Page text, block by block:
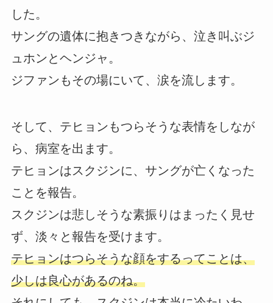
した。
サングの遺体に抱きつきながら、泣き叫ぶジ
ュホンとヘンジャ。
ジファンもその場にいて、涙を流します。
そして、テヒョンもつらそうな表情をしなが
ら、病室を出ます。
テヒョンはスクジンに、サングが亡くなった
ことを報告。
スクジンは悲しそうな素振りはまったく見せ
ず、淡々と報告を受けます。
テヒョンはつらそうな顔をするってことは、
少しは良心があるのね。